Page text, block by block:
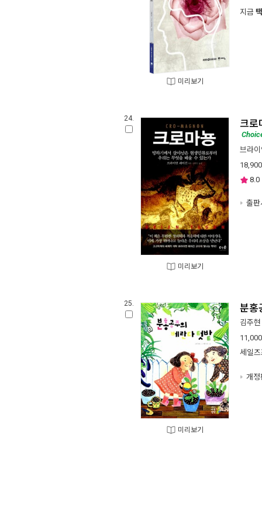
미리보기
지금
24.
미리보기
크로
브라
18,900
8.0
출판
25.
미리보기
분홍
김주현
11,000
세일
개정